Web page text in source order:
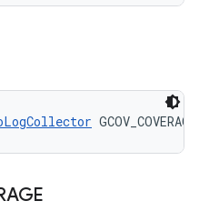
GCOV_COVERAGE